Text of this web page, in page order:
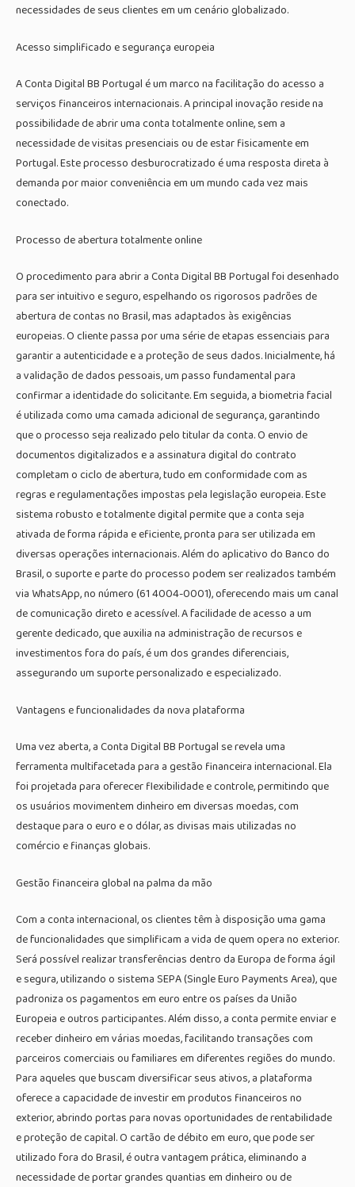
necessidades de seus clientes em um cenário globalizado.
Acesso simplificado e segurança europeia
A Conta Digital BB Portugal é um marco na facilitação do acesso a
serviços financeiros internacionais. A principal inovação reside na
possibilidade de abrir uma conta totalmente online, sem a
necessidade de visitas presenciais ou de estar fisicamente em
Portugal. Este processo desburocratizado é uma resposta direta à
demanda por maior conveniência em um mundo cada vez mais
conectado.
Processo de abertura totalmente online
O procedimento para abrir a Conta Digital BB Portugal foi desenhado
para ser intuitivo e seguro, espelhando os rigorosos padrões de
abertura de contas no Brasil, mas adaptados às exigências
europeias. O cliente passa por uma série de etapas essenciais para
garantir a autenticidade e a proteção de seus dados. Inicialmente, há
a validação de dados pessoais, um passo fundamental para
confirmar a identidade do solicitante. Em seguida, a biometria facial
é utilizada como uma camada adicional de segurança, garantindo
que o processo seja realizado pelo titular da conta. O envio de
documentos digitalizados e a assinatura digital do contrato
completam o ciclo de abertura, tudo em conformidade com as
regras e regulamentações impostas pela legislação europeia. Este
sistema robusto e totalmente digital permite que a conta seja
ativada de forma rápida e eficiente, pronta para ser utilizada em
diversas operações internacionais. Além do aplicativo do Banco do
Brasil, o suporte e parte do processo podem ser realizados também
via WhatsApp, no número (61 4004-0001), oferecendo mais um canal
de comunicação direto e acessível. A facilidade de acesso a um
gerente dedicado, que auxilia na administração de recursos e
investimentos fora do país, é um dos grandes diferenciais,
assegurando um suporte personalizado e especializado.
Vantagens e funcionalidades da nova plataforma
Uma vez aberta, a Conta Digital BB Portugal se revela uma
ferramenta multifacetada para a gestão financeira internacional. Ela
foi projetada para oferecer flexibilidade e controle, permitindo que
os usuários movimentem dinheiro em diversas moedas, com
destaque para o euro e o dólar, as divisas mais utilizadas no
comércio e finanças globais.
Gestão financeira global na palma da mão
Com a conta internacional, os clientes têm à disposição uma gama
de funcionalidades que simplificam a vida de quem opera no exterior.
Será possível realizar transferências dentro da Europa de forma ágil
e segura, utilizando o sistema SEPA (Single Euro Payments Area), que
padroniza os pagamentos em euro entre os países da União
Europeia e outros participantes. Além disso, a conta permite enviar e
receber dinheiro em várias moedas, facilitando transações com
parceiros comerciais ou familiares em diferentes regiões do mundo.
Para aqueles que buscam diversificar seus ativos, a plataforma
oferece a capacidade de investir em produtos financeiros no
exterior, abrindo portas para novas oportunidades de rentabilidade
e proteção de capital. O cartão de débito em euro, que pode ser
utilizado fora do Brasil, é outra vantagem prática, eliminando a
necessidade de portar grandes quantias em dinheiro ou de